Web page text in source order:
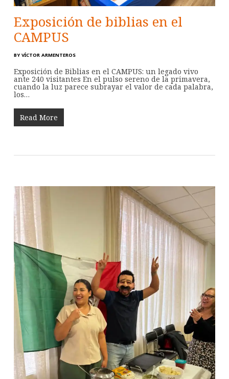
Exposición de biblias en el
CAMPUS
BY VÍCTOR ARMENTEROS
Exposición de Biblias en el CAMPUS: un legado vivo
ante 240 visitantes En el pulso sereno de la primavera,
cuando la luz parece subrayar el valor de cada palabra,
los…
Read More